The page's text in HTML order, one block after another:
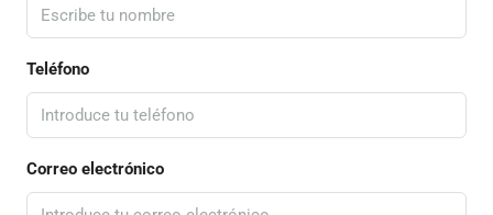
Teléfono
Correo electrónico